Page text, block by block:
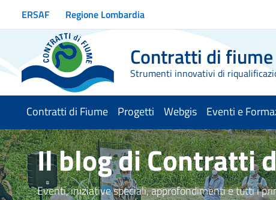
Vai ai contenuti
Vai al menu di navigazione
Vai al footer
ERSAF Regione Lombardia
Contratti di fiume
Strumenti innovativi di
Contratti di Fiume Progetti Webgis Eventi e
Il blog di Contratti
Eventi, iniziative speciali, approfondimenti e tutti i